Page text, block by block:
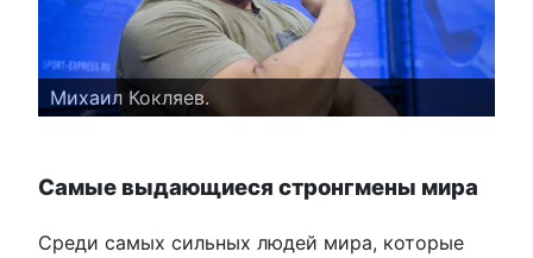
Михаил Кокляев.
Самые выдающиеся стронгмены мира
Среди самых сильных людей мира, которые